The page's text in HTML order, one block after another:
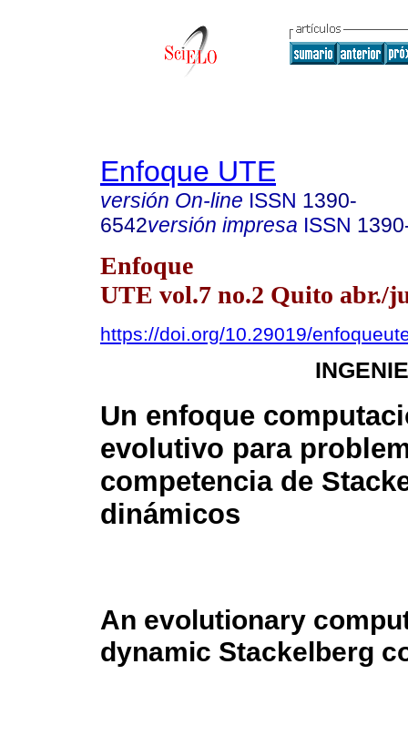
Enfoque UTE
versión On-line ISSN 1390-
6542versión impresa ISSN
Enfoque
UTE vol.7 no.2 Quito abr./
https://doi.org/10.29019/
Un enfoque
evolutivo para
competencia de
dinámicos
An evolutionary
dynamic Stackelberg